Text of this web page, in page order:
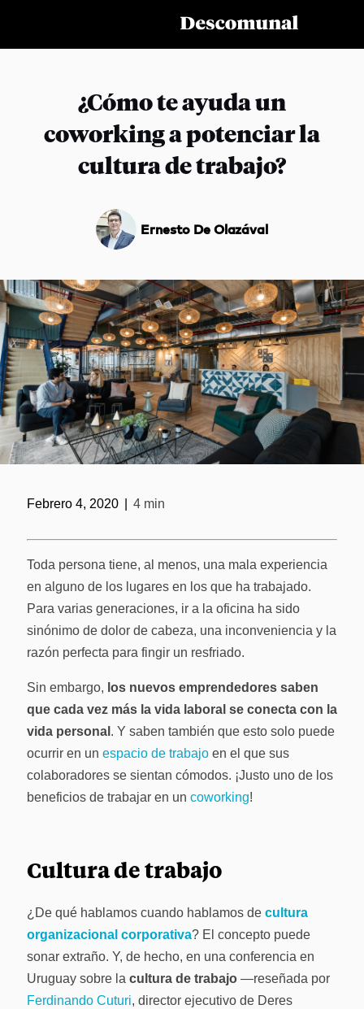
Servicios
Te Puede Interesar
¿QUÉ ESTÁS BUSCANDO?
Solicitar
¿Cómo te ayuda un
coworking a potenciar la
cultura de trabajo?
Ernesto De Olazával
Febrero 4, 2020 4 min
Toda persona tiene, al menos, una mala experiencia
en alguno de los lugares en los que ha trabajado.
Para varias generaciones, ir a la oficina ha sido
sinónimo de dolor de cabeza, una inconveniencia y la
razón perfecta para fingir un resfriado.
Sin embargo, los nuevos emprendedores saben
que cada vez más la vida laboral se conecta con la
vida personal . Y saben también que esto solo puede
ocurrir en un espacio de trabajoen el que sus
colaboradores se sientan cómodos. ¡Justo uno de los
beneficios de trabajar en un coworking!
Cultura de trabajo
¿De qué hablamos cuando hablamos de cultura
organizacional corporativa? El concepto puede
sonar extraño. Y, de hecho, en una conferencia en
Uruguay sobre la cultura de trabajo—reseñada por
Ferdinando Cuturi, director ejecutivo de Deres